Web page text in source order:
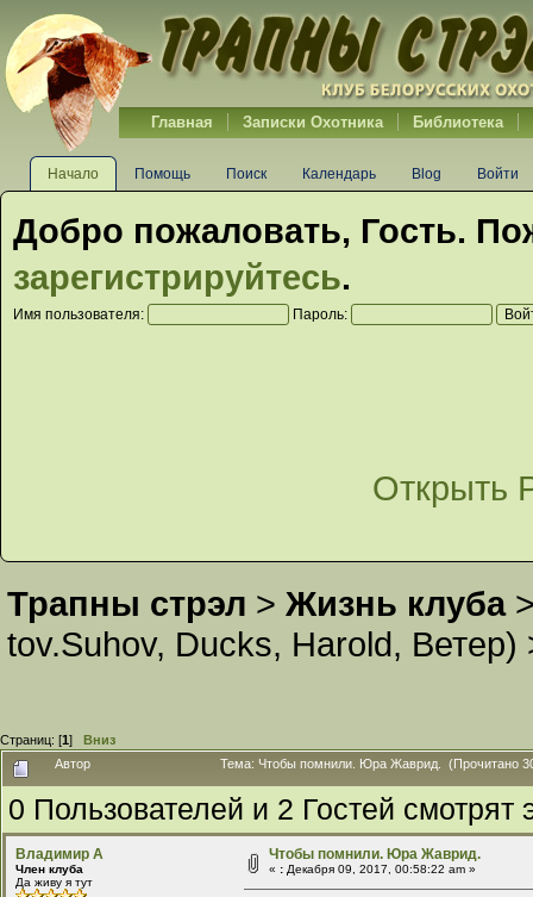
Главная Записки Охотника Библиотека
Начало Помощь Поиск Календарь Blog Войти
Добро пожаловать, Гость.
зарегистрируйтесь.
Имя пользователя: Пароль:
Открыть
Трапны стрэл > Жизнь клуба
tov.Suhov, Ducks, Harold, Ветер)
Страниц: [1] Вниз
Автор
Тема: Чтобы помнили. Юра Жаврид. (Прочитано
0 Пользователей и 2 Гостей смотрят
Владимир А
Член клуба
Да живу я тут
Чтобы помнили. Юра Жаврид.
« : Декабря 09, 2017, 00:58:22 am »